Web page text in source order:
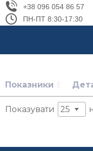
+38 096 054 86 57
ПН-ПТ 8:30-17:30
Показники
Показувати